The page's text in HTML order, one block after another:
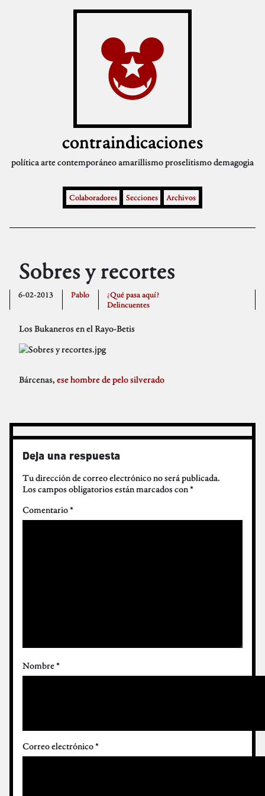
contraindicaciones
políticaarte contemporáneoamarillismoproselitismodemagogia
Colaboradores Secciones Archivos
Sobres y recortes
6-02-2013 Pablo
¿Qué pasa aquí?
Delincuentes
Los Bukaneros en el Rayo-Betis
Bárcenas, ese hombre de pelo silverado
Deja una respuesta
Tu dirección de correo electrónico no será publicada.
Los campos obligatorios están marcados con*
Comentario*
Nombre*
Correo electrónico*